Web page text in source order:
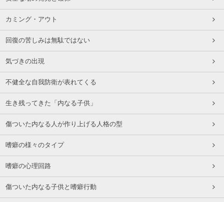
カミング・アウト
回復の苦しみは無駄ではない
気づきの出現
不健全な自我防衛が表れてくる
生き残ってきた「内なる子供」
傷ついた内なる人が作り上げる人格の型
嗜癖の様々のタイプ
嗜癖の心理回路
傷ついた内なる子供と嗜癖行動